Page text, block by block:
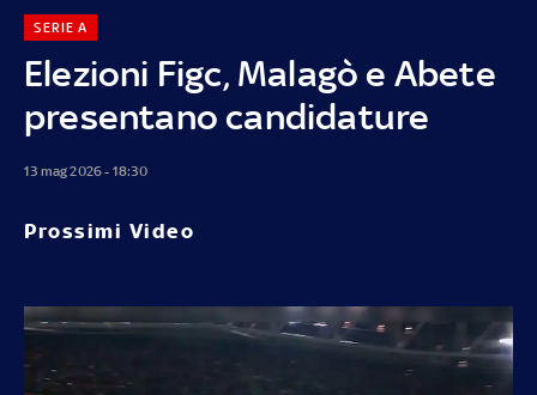
Elezioni Figc, Malagò e Abete
presentano candidature
SERIE A
13 mag 2026 - 18:30
Prossimi Video